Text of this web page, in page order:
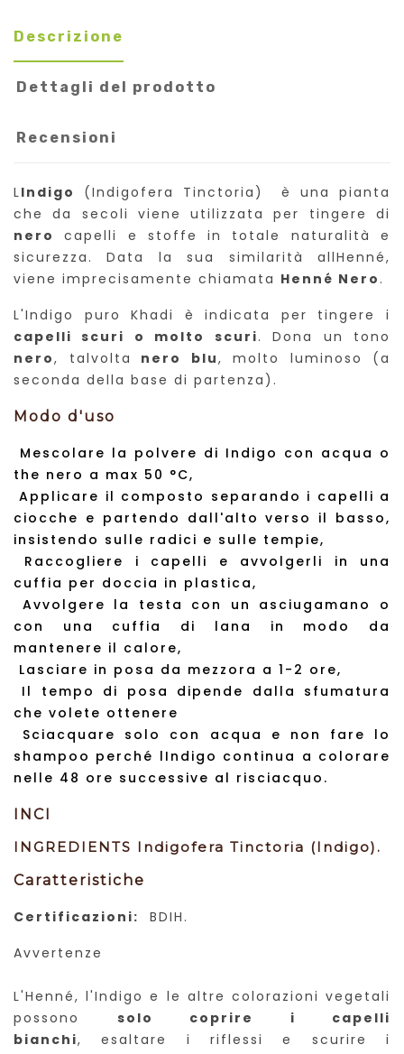
Descrizione
Dettagli del prodotto
Recensioni
LIndigo
(Indigofera Tinctoria) è una pianta
che da secoli viene utilizzata per tingere di
nero
capelli e stoffe in totale naturalità e
sicurezza. Data la sua similarità allHenné,
viene imprecisamente chiamata Henné Nero .
L'Indigo puro Khadi è indicata per tingere i
capelli scuri o molto scuri. Dona un tono
nero, talvolta nero blu, molto luminoso (a
seconda della base di partenza).
Modo d'uso
Mescolare la polvere di Indigo con acqua o
the nero a max 50 °C,
Applicare il composto separando i capelli a
ciocche e partendo dall'alto verso il basso,
insistendo sulle radici e sulle tempie,
Raccogliere i capelli e avvolgerli in una
cuffia per doccia in plastica,
Avvolgere la testa con un asciugamano o
con una cuffia di lana in modo da
mantenere il calore,
Lasciare in posa da mezzora a 1-2 ore,
Il tempo di posa dipende dalla sfumatura
che volete ottenere
Sciacquare solo con acqua e non fare lo
shampoo perché lIndigo continua a colorare
nelle 48 ore successive al risciacquo.
INCI
INGREDIENTS Indigofera Tinctoria (Indigo).
Caratteristiche
Certificazioni: BDIH.
Avvertenze
L'Henné, l'Indigo e le altre colorazioni vegetali
possono solo coprire i capelli
bianchi, esaltare i riflessi e scurire i